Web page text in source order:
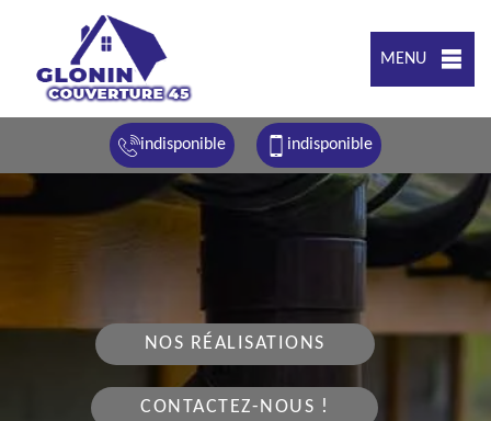
MENU
indisponible indisponible
NOS RÉALISATIONS
CONTACTEZ-NOUS !